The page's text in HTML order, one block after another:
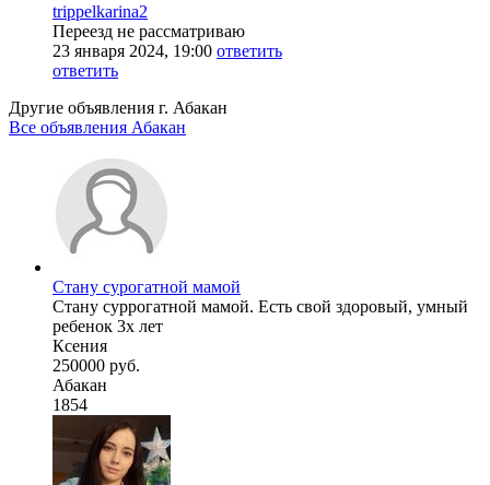
trippelkarina2
Переезд не рассматриваю
23 января 2024, 19:00 ответить
ответить
Другие объявления г. Абакан
Все объявления Абакан
Стану сурогатной мамой
Стану суррогатной мамой. Есть свой здоровый, умный
ребенок 3х лет
Ксения
250000 руб.
Абакан
1854